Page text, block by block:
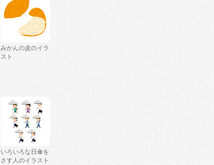
みかんの皮のイラ
スト
いろいろな日傘を
さす人のイラスト